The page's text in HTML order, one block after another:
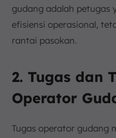
gudang adalah petugas
efisiensi operasional,
rantai pasokan.
2. Tugas dan
Operator
Tugas operator gudang